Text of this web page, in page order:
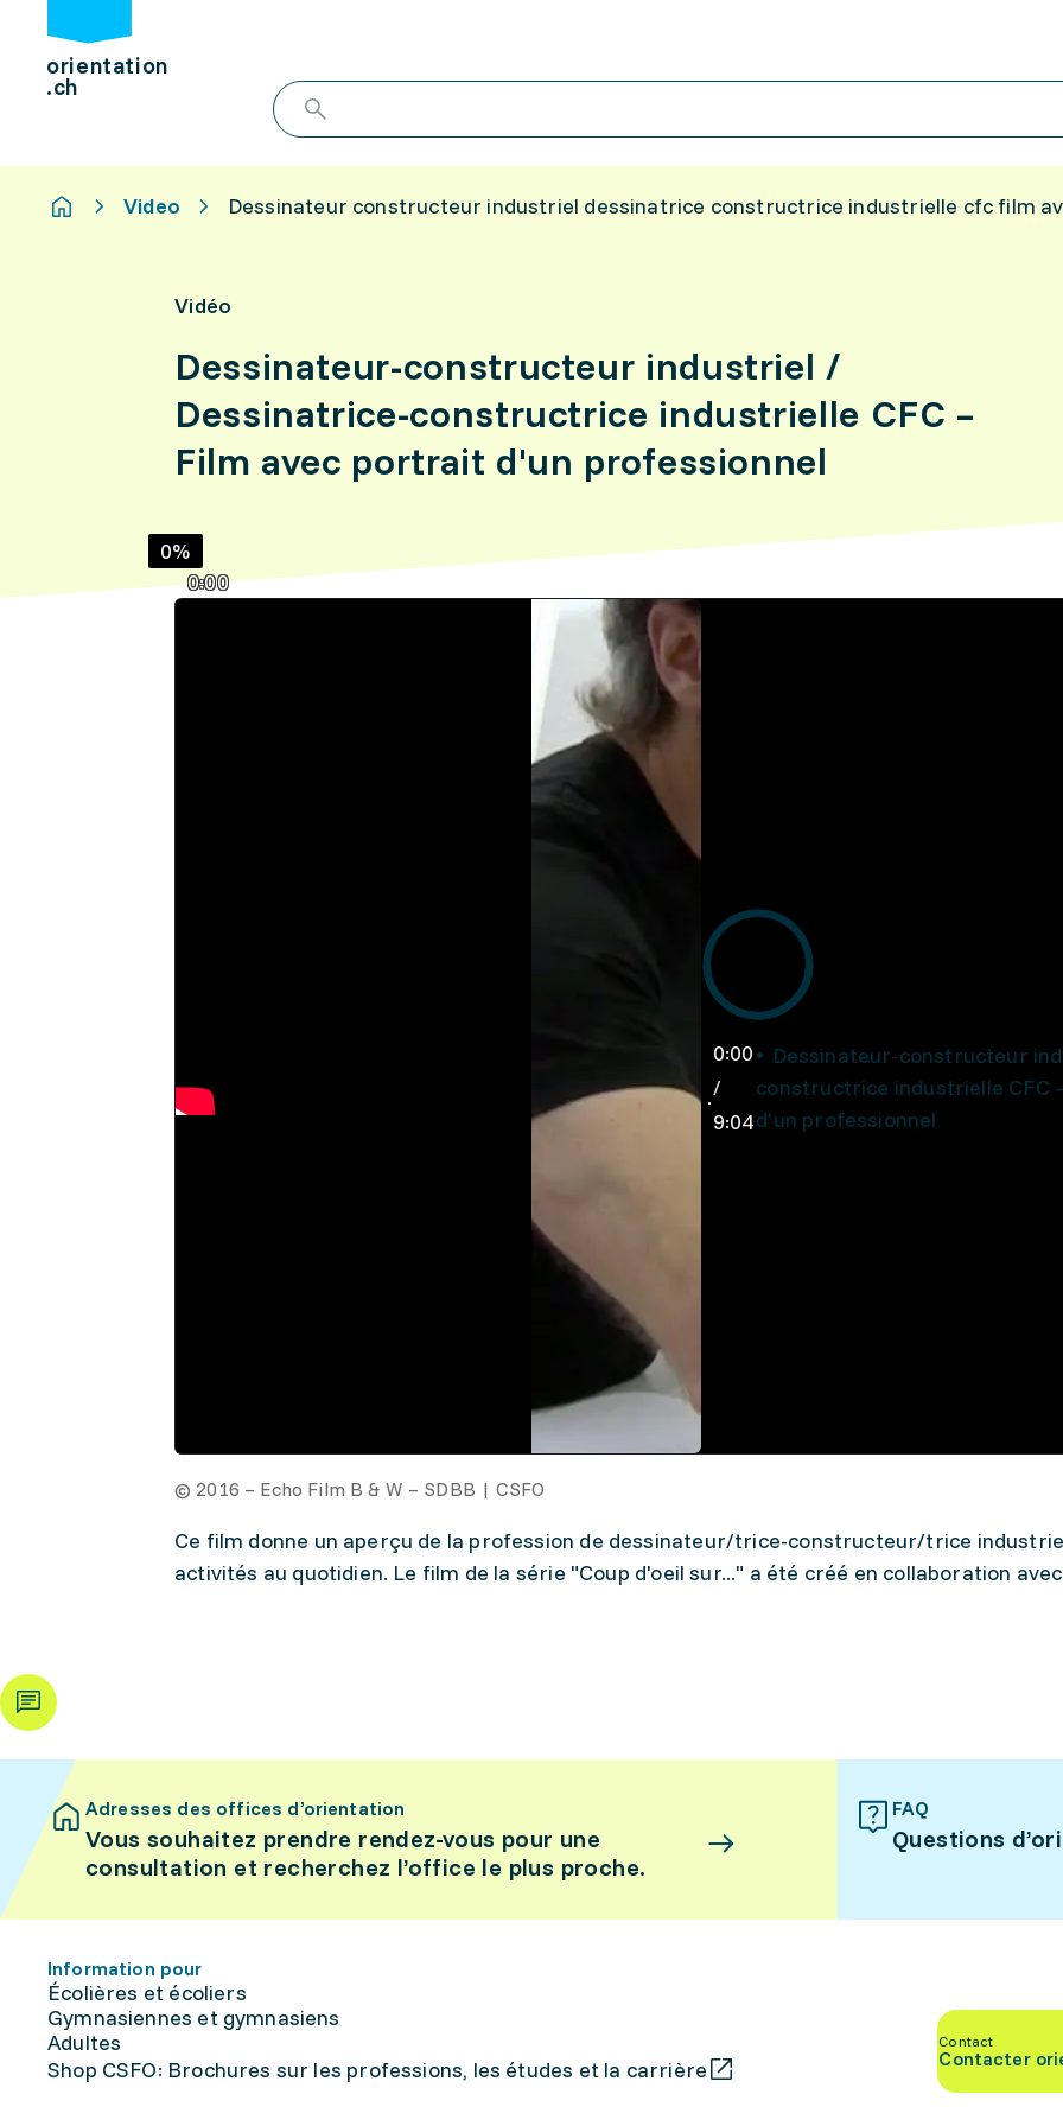
orientation
.ch
Video Dessinateur constructeur industriel dessinatrice constructrice industrielle cfc film
Vidéo
Dessinateur-constructeur industriel /
Dessinatrice-constructrice industrielle CFC –
Film avec portrait d'un professionnel
0:00
0%
0:00
/
9:04
Dessinateur-constructeur
constructrice industrielle CFC
d'un professionnel
© 2016 – Echo Film B & W – SDBB | CSFO
Ce film donne un aperçu de la profession de dessinateur/trice-constructeur/trice
activités au quotidien. Le film de la série "Coup d'oeil sur..." a été créé en collaboration
Adresses des offices d’orientation
Vous souhaitez prendre rendez-vous pour une
consultation et recherchez l’office le plus proche.
FAQ
Questions
Information pour
Écolières et écoliers
Gymnasiennes et gymnasiens
Adultes
Shop CSFO: Brochures sur les professions, les études et la carrière
Contact
Contacter